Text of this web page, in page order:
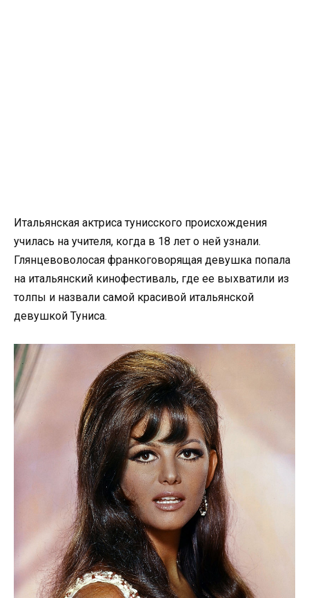
Итальянская актриса тунисского происхождения
училась на учителя, когда в 18 лет о ней узнали.
Глянцевоволосая франкоговорящая девушка попала
на итальянский кинофестиваль, где ее выхватили из
толпы и назвали самой красивой итальянской
девушкой Туниса.